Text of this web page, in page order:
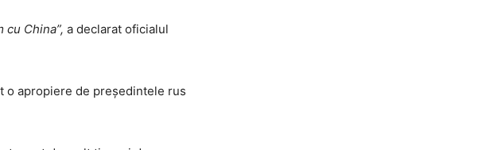
China”, a declarat oficialul
o apropiere de președintele rus